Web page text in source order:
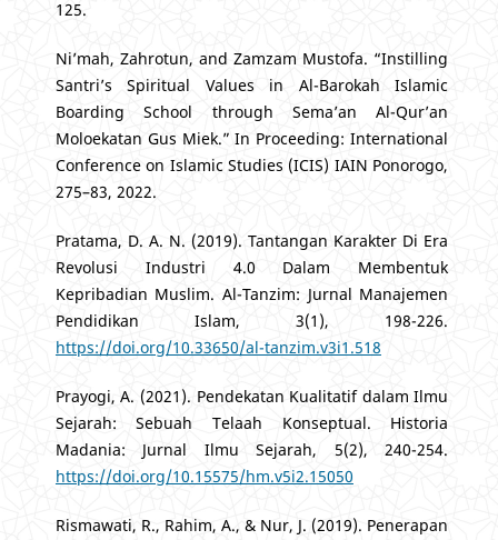
125.
Ni’mah, Zahrotun, and Zamzam Mustofa. “Instilling
Santri’s Spiritual Values in Al-Barokah Islamic
Boarding School through Sema’an Al-Qur’an
Moloekatan Gus Miek.” In Proceeding: International
Conference on Islamic Studies (ICIS) IAIN Ponorogo,
275–83, 2022.
Pratama, D. A. N. (2019). Tantangan Karakter Di Era
Revolusi Industri 4.0 Dalam Membentuk
Kepribadian Muslim. Al-Tanzim: Jurnal Manajemen
Pendidikan Islam, 3(1), 198-226.
https://doi.org/10.33650/al-tanzim.v3i1.518
Prayogi, A. (2021). Pendekatan Kualitatif dalam Ilmu
Sejarah: Sebuah Telaah Konseptual. Historia
Madania: Jurnal Ilmu Sejarah, 5(2), 240-254.
https://doi.org/10.15575/hm.v5i2.15050
Rismawati, R., Rahim, A., & Nur, J. (2019). Penerapan